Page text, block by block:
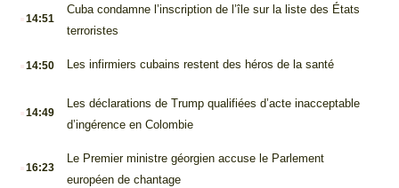
14:51
Cuba condamne l’inscription de l’île sur la liste des États
terroristes
14:50 Les infirmiers cubains restent des héros de la santé
14:49
Les déclarations de Trump qualifiées d’acte inacceptable
d’ingérence en Colombie
16:23
Le Premier ministre géorgien accuse le Parlement
européen de chantage